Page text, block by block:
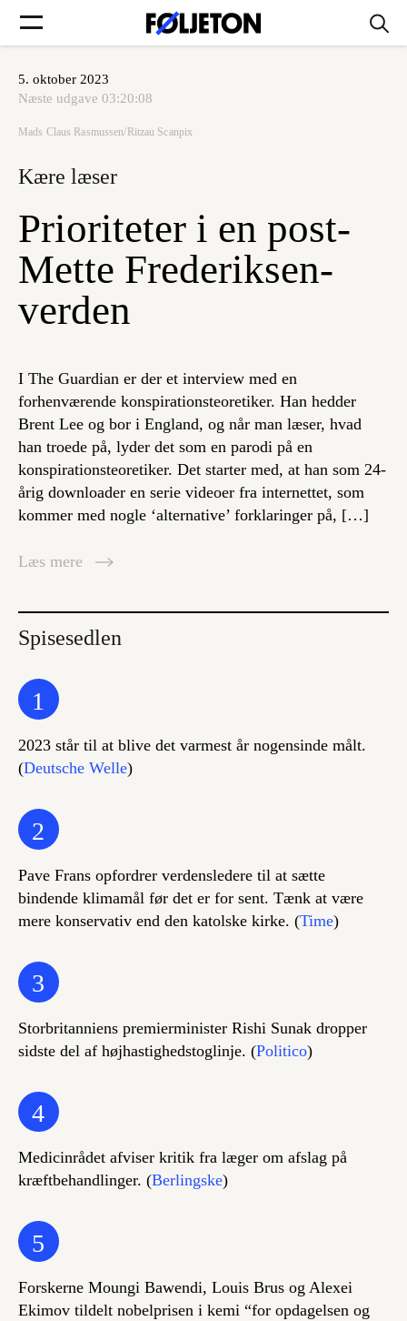
Forsider
Søg
Min side
Log ind
5. oktober 2023
Næste udgave 03:20:08
Mads Claus Rasmussen/Ritzau Scanpix
Kære læser
Prioriteter i en post-
Mette Frederiksen-
verden
I The Guardian er der et interview med en
forhenværende konspirationsteoretiker. Han hedder
Brent Lee og bor i England, og når man læser, hvad
han troede på, lyder det som en parodi på en
konspirationsteoretiker. Det starter med, at han som 24-
årig downloader en serie videoer fra internettet, som
kommer med nogle ‘alternative’ forklaringer på, […]
Læs mere
Spisesedlen
1
2023 står til at blive det varmest år nogensinde målt.
(Deutsche Welle)
2
Pave Frans opfordrer verdensledere til at sætte
bindende klimamål før det er for sent. Tænk at være
mere konservativ end den katolske kirke. (Time)
3
Storbritanniens premierminister Rishi Sunak dropper
sidste del af højhastighedstoglinje. (Politico)
4
Medicinrådet afviser kritik fra læger om afslag på
kræftbehandlinger. (Berlingske)
5
Forskerne Moungi Bawendi, Louis Brus og Alexei
Ekimov tildelt nobelprisen i kemi “for opdagelsen og